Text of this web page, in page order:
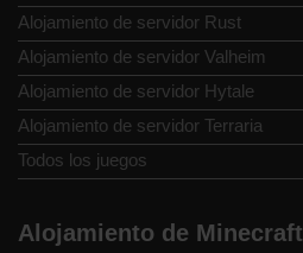
Alojamiento de servidor Rust
Alojamiento de servidor Valheim
Alojamiento de servidor Hytale
Alojamiento de servidor Terraria
Todos los juegos
Alojamiento de Minecraft